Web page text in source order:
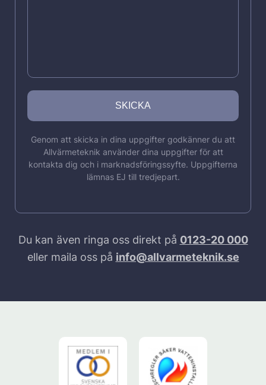
Genom att skicka in dina uppgifter godkänner du att
Allvärmeteknik använder dina uppgifter för att
kontakta dig och i marknadsföringssyfte. Uppgifterna
lämnas EJ till tredjepart.
Du kan även ringa oss direkt på 0123-20 000
eller maila oss på info@allvarmeteknik.se